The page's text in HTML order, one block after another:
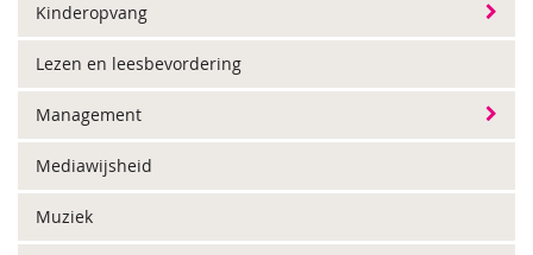
Kinderopvang
Lezen en leesbevordering
Management
Mediawijsheid
Muziek